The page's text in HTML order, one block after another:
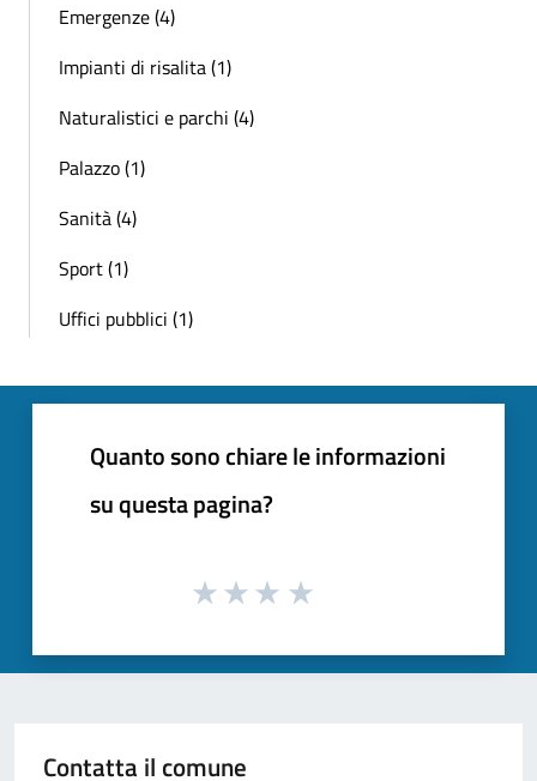
Emergenze (4)
Impianti di risalita (1)
Naturalistici e parchi (4)
Palazzo (1)
Sanità (4)
Sport (1)
Uffici pubblici (1)
Quanto sono chiare le informazioni
su questa pagina?
Contatta il comune